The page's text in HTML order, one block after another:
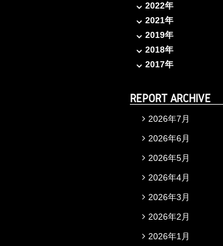
2022年
2021年
2019年
2018年
2017年
REPORT ARCHIVE
2026年7月
2026年6月
2026年5月
2026年4月
2026年3月
2026年2月
2026年1月